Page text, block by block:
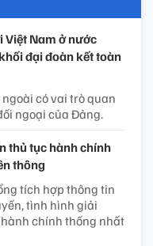
Việt Nam ở nước
đại đoàn kết toàn
có vai trò quan
ngoại của Đảng.
thủ tục hành chính
thông
tích hợp thông tin
tình hình giải
chính thống nhất